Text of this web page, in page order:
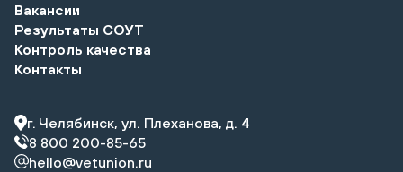
Вакансии
Результаты СОУТ
Контроль качества
Контакты
г. Челябинск, ул. Плеханова, д. 4
8 800 200-85-65
hello@vetunion.ru